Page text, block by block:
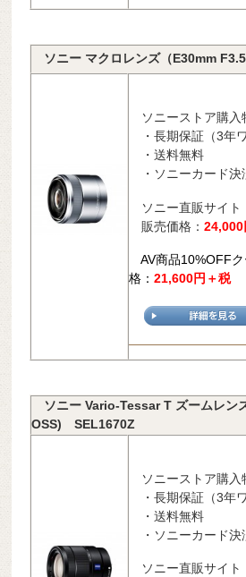
ソニー マクロレンズ（E30mm
ソニーストア購
・長期保証（3年
・送料無料
・ソニーカード決
ソニー直販サイト
販売価格：24,000
AV商品10%OFF
格：21,600円＋税
ソニー Vario-Tessar T ズームレン
OSS) SEL1670Z
ソニーストア購
・長期保証（3年
・送料無料
・ソニーカード決
ソニー直販サイト